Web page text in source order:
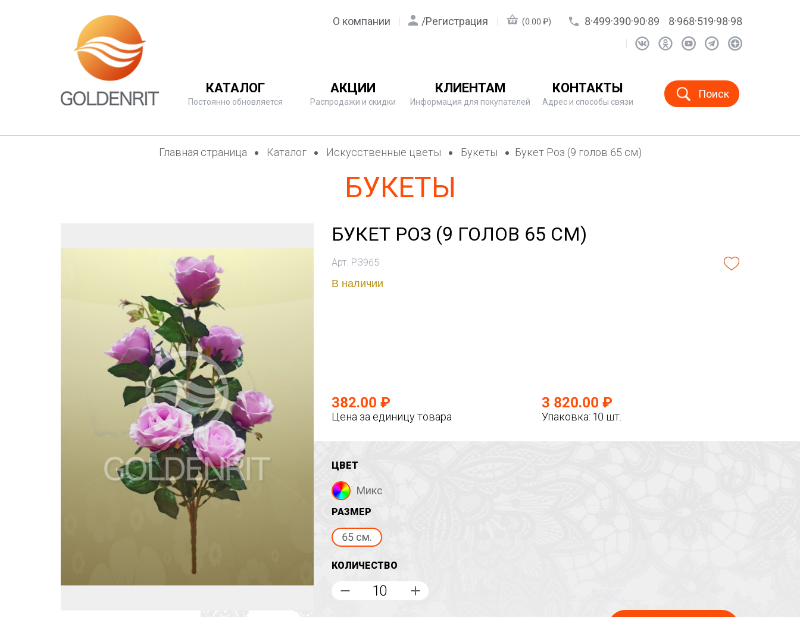
О компании /Регистрация (0.00 ₽) 8·499·390·90·89 8·968·519·98·98
КАТАЛОГ
Постоянно обновляется
АКЦИИ
Распродажи и скидки
КЛИЕНТАМ
Информация для покупателей
КОНТАКТЫ
Адрес и способы связи
Поиск
Главная страница Каталог Искусственные цветы Букеты Букет Роз (9 голов 65 см)
БУКЕТЫ
БУКЕТ РОЗ (9 ГОЛОВ 65 СМ)
Арт. РЗ965
В наличии
382.00 ₽
Цена за единицу товара
3 820.00 ₽
Упаковка: 10 шт.
ЦВЕТ
Микс
РАЗМЕР
65 см.
КОЛИЧЕСТВО